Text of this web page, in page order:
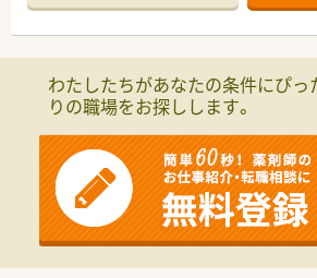
【店舗情報と応需状況について】
■大阪メトロ長堀鶴見緑地線の今福鶴
■近隣の内科クリニックを中心に、消化
を1日平均80枚程度、薬剤師複数名体制
■在宅業務は一切行っていないため、店
指導、OTC販売業務に専念して取り組む
【想定される業務内容】
■処方箋に基づく調剤、監査、服薬指導に
ため受付業務やレセコンへの入力作業も
■豊富なラインナップを誇るOTC薬の販
談対応、登録販売者と連携した店舗運営
■レセコン入力が未経験の方でも、教育
わたしたちがあなたの条件にぴっ
りの職場をお探しします。